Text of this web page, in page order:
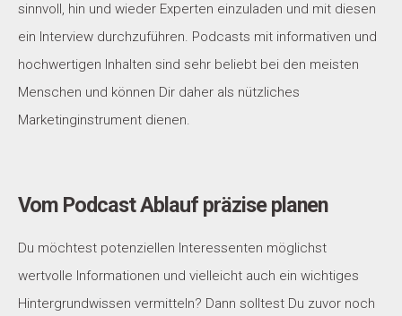
sinnvoll, hin und wieder Experten einzuladen und mit diesen
ein Interview durchzuführen. Podcasts mit informativen und
hochwertigen Inhalten sind sehr beliebt bei den meisten
Menschen und können Dir daher als nützliches
Marketinginstrument dienen.
Vom Podcast Ablauf präzise planen
Du möchtest potenziellen Interessenten möglichst
wertvolle Informationen und vielleicht auch ein wichtiges
Hintergrundwissen vermitteln? Dann solltest Du zuvor noch